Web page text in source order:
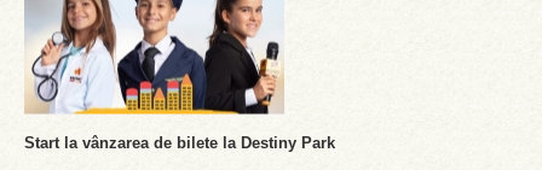
Start la vânzarea de bilete la Destiny Park